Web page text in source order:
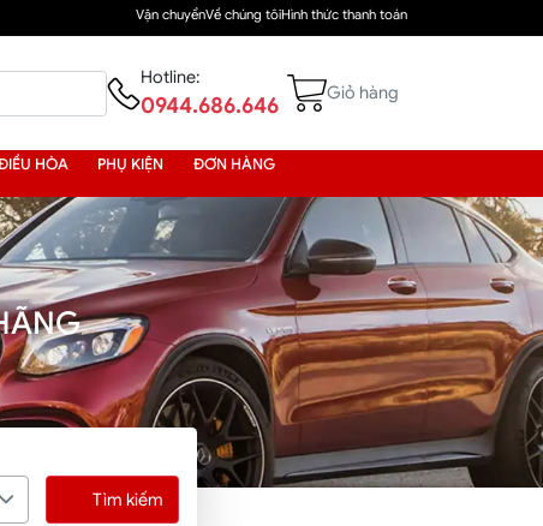
Vận chuyểnVề chúng tôiHình thức thanh toán
Hotline:
0944.686.646 Giỏ hàng
HÒA PHỤ KIỆN ĐƠN HÀNG
Tìm kiếm